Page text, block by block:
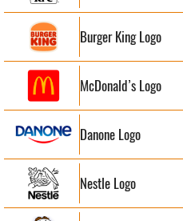
Burger King Logo
McDonald’s Logo
Danone Logo
Nestle Logo